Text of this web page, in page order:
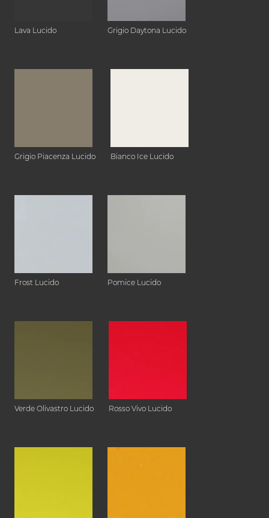
Lava Lucido Grigio Daytona Lucido
Grigio Piacenza Lucido Bianco Ice Lucido
Frost Lucido Pomice Lucido
Verde Olivastro Lucido Rosso Vivo Lucido